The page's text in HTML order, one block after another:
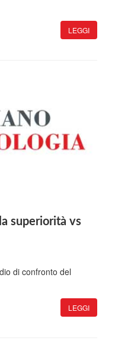
LEGGI
superiorità vs
di confronto del
LEGGI